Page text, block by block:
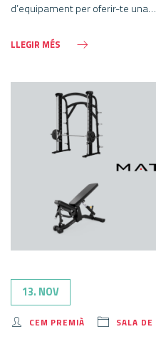
d’equipament per oferir-te una…
LLEGIR MÉS
13. NOV
CEM PREMIÀ SALA